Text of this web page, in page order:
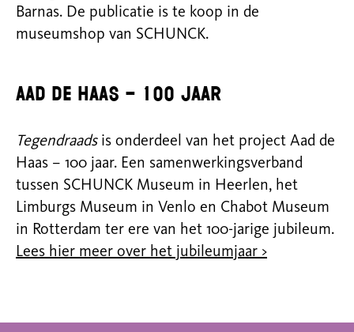
Barnas. De publicatie is te koop in de
museumshop van SCHUNCK.
Aad de Haas – 100 jaar
Tegendraadsis onderdeel van het project Aad de
Haas – 100 jaar. Een samenwerkingsverband
tussen SCHUNCK Museum in Heerlen, het
Limburgs Museum in Venlo en Chabot Museum
in Rotterdam ter ere van het 100-jarige jubileum.
Lees hier meer over het jubileumjaar >